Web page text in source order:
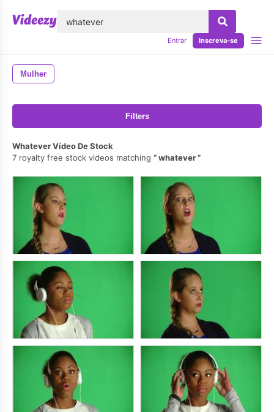
Entrar Inscreva-se
Mulher
Filters
Whatever Vídeo De Stock
7 royalty free stock videos matching
whatever